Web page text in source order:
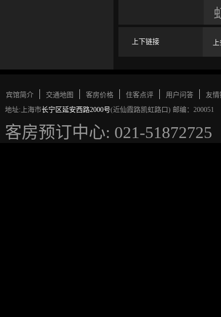
上下链接
宾馆简介 交通地图 客房价格 住客点评 用户问答
友
地址:上海市长宁区延安西路2000号(近仙霞路凯虹路口) 邮编：200051
客房预订中心: 021-51872725